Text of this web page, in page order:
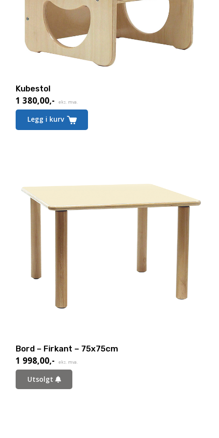
Kubestol
1 380,00,- eks. mva.
Legg i kurv
Bord – Firkant – 75x75cm
1 998,00,- eks. mva.
Utsolgt